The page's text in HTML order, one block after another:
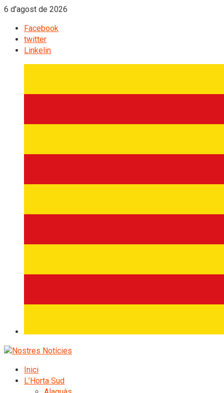
6 d'agost de 2026
Facebook
twitter
Linkelin
Inici
L’Horta Sud